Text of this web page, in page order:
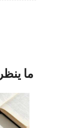
ما